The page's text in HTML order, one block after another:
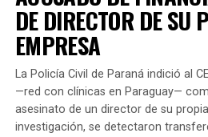
limítrofes de los ríos Paraná y
TEMAS RELACIONADOS:
ARRIBA SIGUIENTE
ENTRE LOS HOMBRES DE
SE ENCUENTRA EL MONSEÑOR
DE DIRECTOR DE SU
EMPRESA
La Policía Civil de Paraná indició al
—red con clínicas en Paraguay—
asesinato de un director de su
investigación, se detectaron